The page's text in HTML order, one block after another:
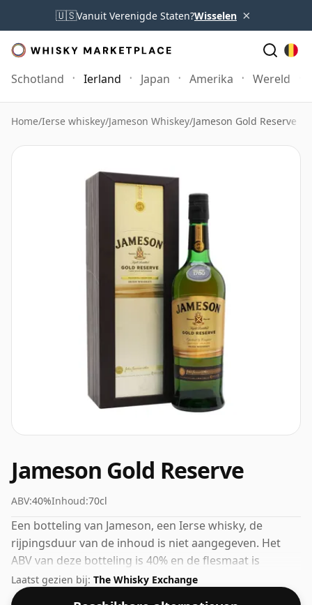
🇺🇸Vanuit Verenigde Staten?Wisselen ×
Schotland Ierland Japan Amerika Wereld
Home/Ierse whiskey/Jameson Whiskey/Jameson Gold Reserve
Jameson Gold Reserve
ABV:40%Inhoud:70cl
Een botteling van Jameson, een Ierse whisky, de
rijpingsduur van de inhoud is niet aangegeven. Het
ABV van deze botteling is 40% en de flesmaat is
standaard 70cl.
Laatst gezien bij: The Whisky Exchange